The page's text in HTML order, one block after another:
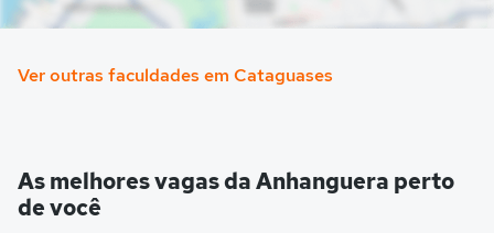
Ver outras faculdades em Cataguases
As melhores vagas da Anhanguera perto
de você